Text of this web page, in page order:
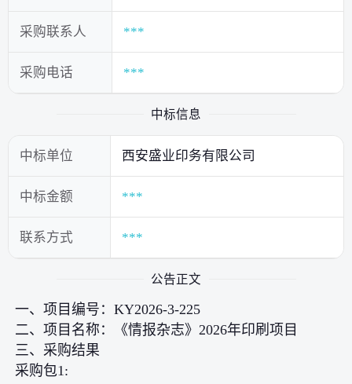
采购联系人 ***
采购电话 ***
中标信息
中标单位 西安盛业印务有限公司
中标金额 ***
联系方式 ***
公告正文
一、项目编号：KY2026-3-225
二、项目名称：《情报杂志》2026年印刷项目
三、采购结果
采购包1: